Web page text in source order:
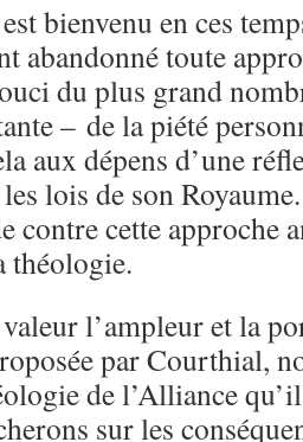
bienvenu en ces
abandonné toute
du plus grand
– de la piété
aux dépens d’une
lois de son
contre cette approche
théologie.
l’ampleur et la
par Courthial,
de l’Alliance
sur les